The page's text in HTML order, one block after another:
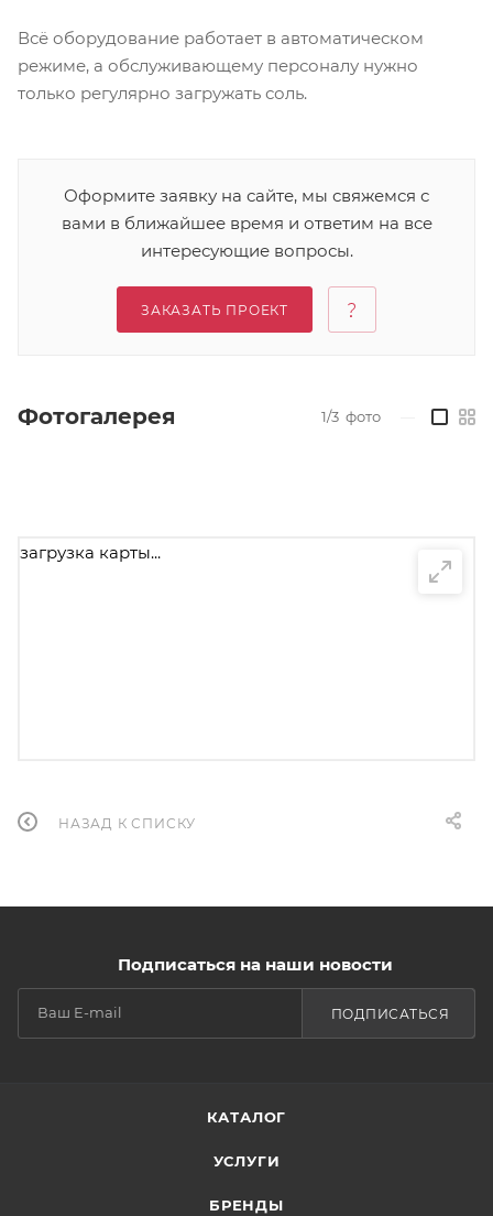
Всё оборудование работает в автоматическом
режиме, а обслуживающему персоналу нужно
только регулярно загружать соль.
Оформите заявку на сайте, мы свяжемся с
вами в ближайшее время и ответим на все
интересующие вопросы.
ЗАКАЗАТЬ ПРОЕКТ
Фотогалерея 1/3 фото
загрузка карты...
НАЗАД К СПИСКУ
Подписаться на наши новости
ПОДПИСАТЬСЯ
КАТАЛОГ
УСЛУГИ
БРЕНДЫ